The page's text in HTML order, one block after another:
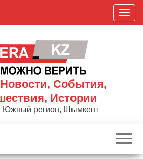
П
о
к
р
События,
Истории
Южный регион, Шымкент